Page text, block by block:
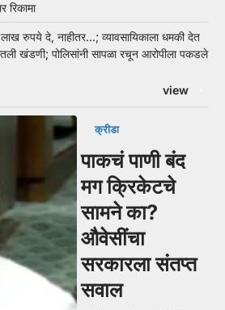
रिकामा
रुपये दे, नाहीतर…; व्यावसायिकाला धमकी देत
खंडणी; पोलिसांनी सापळा रचून आरोपीला पकडले
view
क्रीडा
पाकचं पाणी बंद
मग क्रिकेटचे
सामने का?
औवेसींचा
सरकारला संतप्त
सवाल